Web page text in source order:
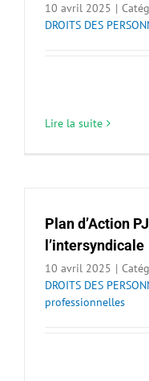
10 avril 2025 |
DROITS DES
Lire la suite
Plan d’Action
l’intersyndicale
10 avril 2025 |
DROITS DES
professionnelles